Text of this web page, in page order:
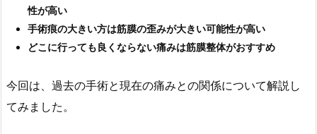
性が高い
手術痕の大きい方は筋膜の歪みが大きい可能性が高い
どこに行っても良くならない痛みは筋膜整体がおすすめ
今回は、過去の手術と現在の痛みとの関係について解説し
てみました。